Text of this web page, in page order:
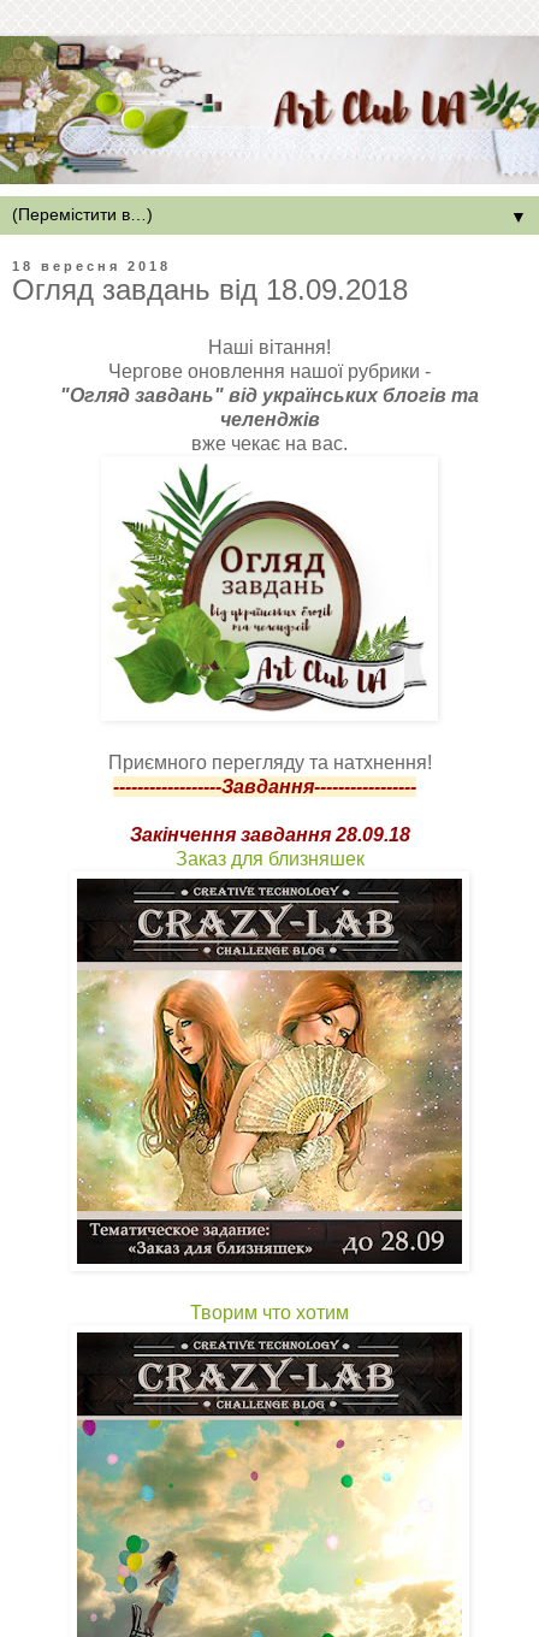
▼
18 вересня 2018
Огляд завдань від 18.09.2018
Наші вітання!
Чергове оновлення нашої рубрики -
"Огляд завдань" від українських блогів та
челенджів
вже чекає на вас.
Приємного перегляду та натхнення!
------------------Завдання-----------------
Закінчення завдання 28.09.18
Заказ для близняшек
Творим что хотим